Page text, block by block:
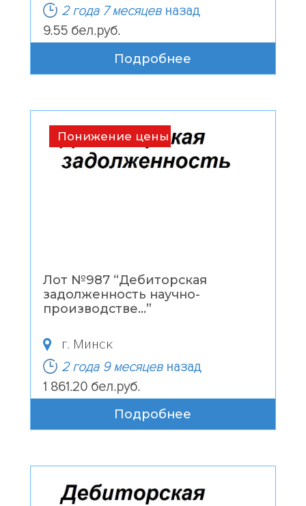
2 года 7 месяцевназад
9.55 бел.руб.
Подробнее
Понижение цены
Лот №987 “Дебиторская
задолженность научно-
производстве...”
г. Минск
2 года 9 месяцевназад
1 861.20 бел.руб.
Подробнее